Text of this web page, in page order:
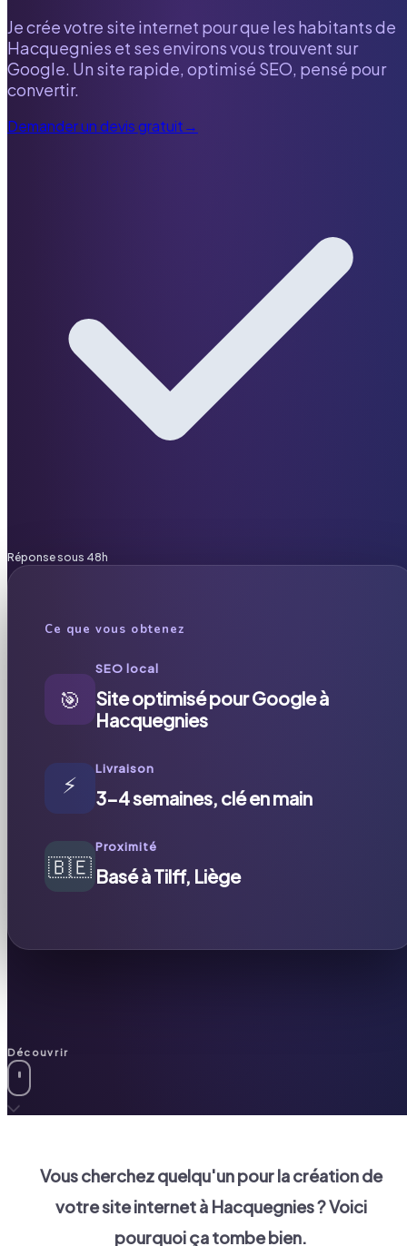
Je crée votre site internet pour que les habitants de
Hacquegnies et ses environs vous trouvent sur
Google. Un site rapide, optimisé SEO, pensé pour
convertir.
Demander un devis gratuit→
Réponse sous 48h
Ce que vous obtenez
🎯
SEO local
Site optimisé pour Google à
Hacquegnies
⚡
Livraison
3-4 semaines, clé en main
🇧🇪
Proximité
Basé à Tilff, Liège
Découvrir
Vous cherchez quelqu'un pour la création de
votre site internet à Hacquegnies? Voici
pourquoi ça tombe bien.